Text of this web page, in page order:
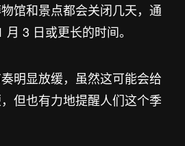
馆和景点都会关闭几天，通
3 日或更长的时间。
明显放缓，虽然这可能会给
但也有力地提醒人们这个季